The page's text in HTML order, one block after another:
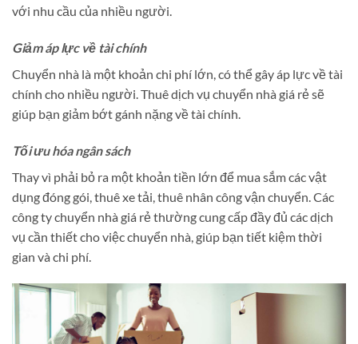
với nhu cầu của nhiều người.
Giảm áp lực về tài chính
Chuyển nhà là một khoản chi phí lớn, có thể gây áp lực về tài
chính cho nhiều người. Thuê dịch vụ chuyển nhà giá rẻ sẽ
giúp bạn giảm bớt gánh nặng về tài chính.
Tối ưu hóa ngân sách
Thay vì phải bỏ ra một khoản tiền lớn để mua sắm các vật
dụng đóng gói, thuê xe tải, thuê nhân công vận chuyển. Các
công ty chuyển nhà giá rẻ thường cung cấp đầy đủ các dịch
vụ cần thiết cho việc chuyển nhà, giúp bạn tiết kiệm thời
gian và chi phí.